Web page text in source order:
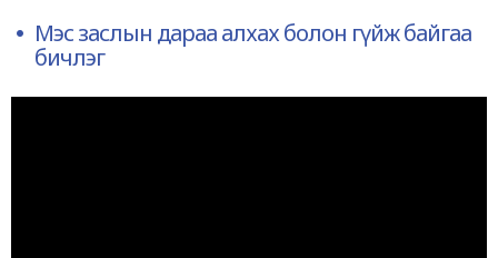
Мэс заслын дараа алхах болон гүйж байгаа
бичлэг